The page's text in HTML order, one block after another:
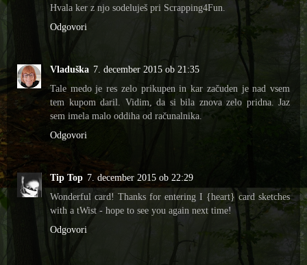
Hvala ker z njo sodeluješ pri Scrapping4Fun.
Odgovori
Vladuška 7. december 2015 ob 21:35
Tale medo je res zelo prikupen in kar začuden je nad vsem
tem kupom daril. Vidim, da si bila znova zelo pridna. Jaz
sem imela malo oddiha od računalnika.
Odgovori
Tip Top 7. december 2015 ob 22:29
Wonderful card! Thanks for entering I {heart} card sketches
with a tWist - hope to see you again next time!
Odgovori